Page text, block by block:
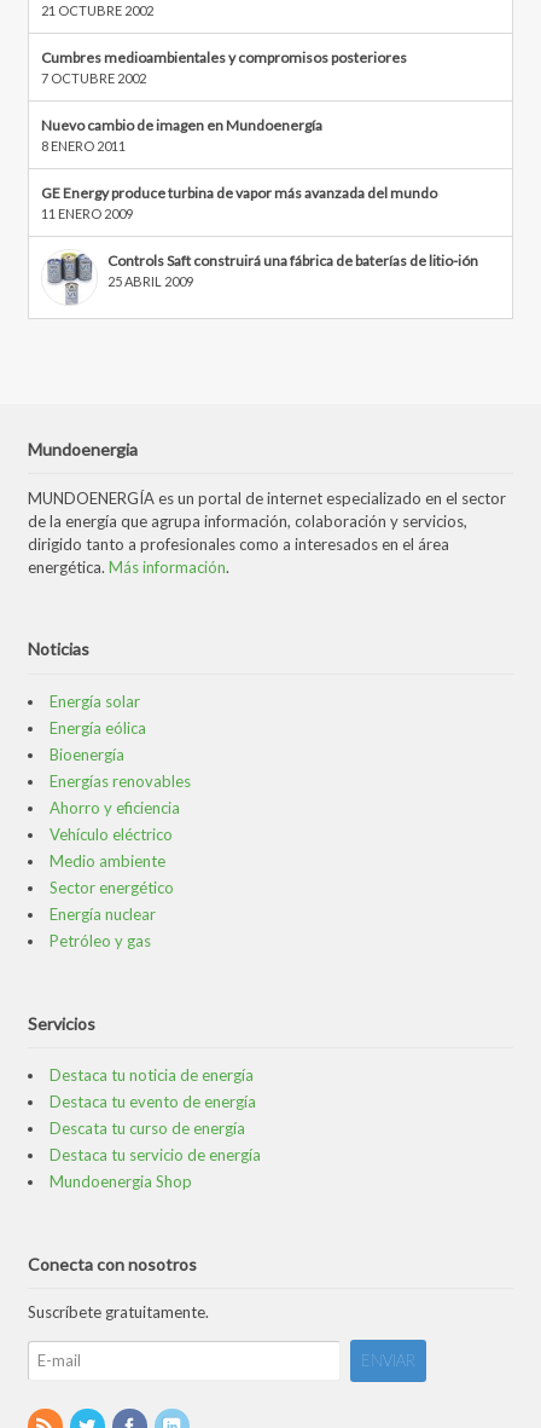
21 OCTUBRE 2002
Cumbres medioambientales y compromisos posteriores
7 OCTUBRE 2002
Nuevo cambio de imagen en Mundoenergía
8 ENERO 2011
GE Energy produce turbina de vapor más avanzada del mundo
11 ENERO 2009
Controls Saft construirá una fábrica de baterías de litio-ión
25 ABRIL 2009
Mundoenergia
MUNDOENERGÍA es un portal de internet especializado en el sector
de la energía que agrupa información, colaboración y servicios,
dirigido tanto a profesionales como a interesados en el área
energética. Más información.
Noticias
Energía solar
Energía eólica
Bioenergía
Energías renovables
Ahorro y eficiencia
Vehículo eléctrico
Medio ambiente
Sector energético
Energía nuclear
Petróleo y gas
Servicios
Destaca tu noticia de energía
Destaca tu evento de energía
Descata tu curso de energía
Destaca tu servicio de energía
Mundoenergia Shop
Conecta con nosotros
Suscríbete gratuitamente.